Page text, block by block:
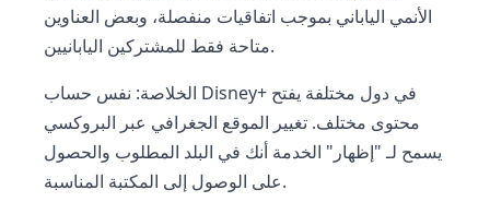
الأنمي الياباني بموجب اتفاقيات منفصلة، وبعض العناوين
متاحة فقط للمشتركين اليابانيين.
الخلاصة: نفس حساب Disney+ في دول مختلفة يفتح
محتوى مختلف. تغيير الموقع الجغرافي عبر البروكسي
يسمح لـ "إظهار" الخدمة أنك في البلد المطلوب والحصول
على الوصول إلى المكتبة المناسبة.